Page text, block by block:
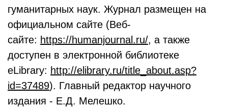
гуманитарных наук. Журнал размещен на
официальном сайте (Веб-
сайте: https://humanjournal.ru/, а также
доступен в электронной библиотеке
eLibrary: http://elibrary.ru/title_about.asp?
id=37489). Главный редактор научного
издания - Е.Д. Мелешко.